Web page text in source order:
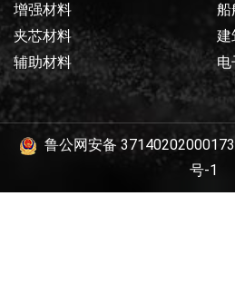
增强材料
夹芯材料
辅助材料
船
建
电
鲁公网安备
号-1